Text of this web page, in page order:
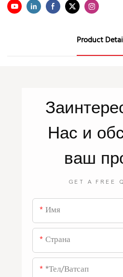
Product
Нас и
ваш
GET A FREE
Имя
Страна
*тел/ватсап